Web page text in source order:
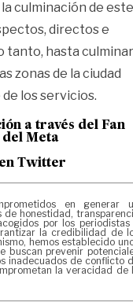
culminación de este
directos e
tanto, hasta culminar
zonas de la ciudad
los servicios.
a través del Fan
Meta
Twitter
en generar
de honestidad,
por los periodistas
la credibilidad de
hemos establecido
buscan prevenir
inadecuados de conflicto
la veracidad de